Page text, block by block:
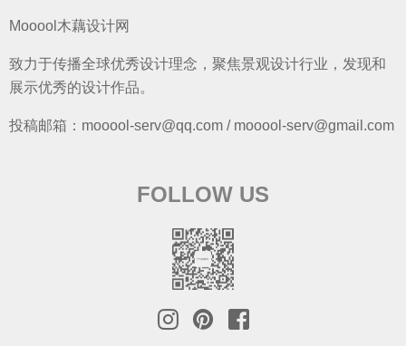
Mooool木藕设计网
致力于传播全球优秀设计理念，聚焦景观设计行业，发现和
展示优秀的设计作品。
投稿邮箱：mooool-serv@qq.com / mooool-serv@gmail.com
FOLLOW US